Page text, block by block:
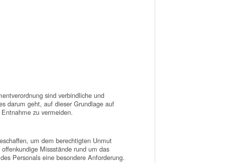
sind verbindliche und
darum geht, auf dieser Grundlage auf
zu vermeiden.
um dem berechtigten Unmut
Missstände rund um das
Personals eine besondere Anforderung.